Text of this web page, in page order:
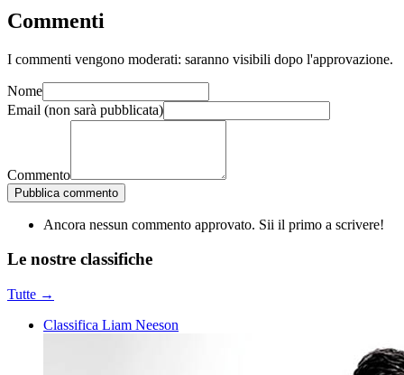
Commenti
I commenti vengono moderati: saranno visibili dopo l'approvazione.
Nome
Email (non sarà pubblicata)
Commento
Pubblica commento
Ancora nessun commento approvato. Sii il primo a scrivere!
Le nostre classifiche
Tutte →
Classifica Liam Neeson